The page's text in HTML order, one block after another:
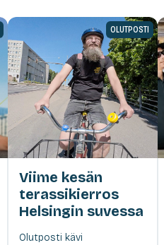
OLUTPOSTI
Viime kesän
terassikierros
Helsingin suvessa
Olutposti kävi